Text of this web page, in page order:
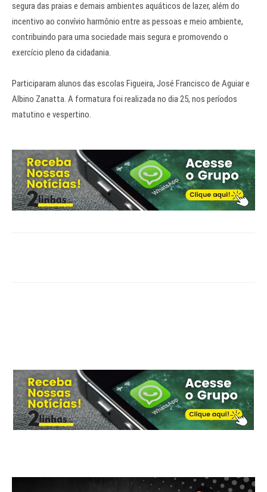
segura das praias e demais ambientes aquáticos de lazer, além do
incentivo ao convívio harmônio entre as pessoas e meio ambiente,
contribuindo para uma sociedade mais segura e promovendo o
exercício pleno da cidadania.
Participaram alunos das escolas Figueira, José Francisco de Aguiar e
Albino Zanatta. A formatura foi realizada no dia 25, nos períodos
matutino e vespertino.